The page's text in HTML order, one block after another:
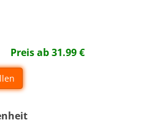
Preis ab31.99€